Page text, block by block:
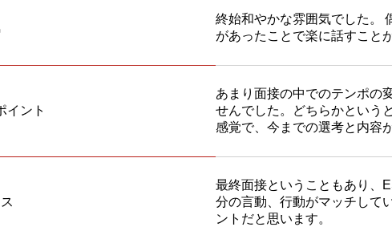
終始和やかな雰囲気でした。
があったことで楽に話すこと
イント
あまり面接の中でのテンポの
せんでした。どちらかという
感覚で、今までの選考と内容
最終面接ということもあり、
分の言動、行動がマッチして
ントだと思います。